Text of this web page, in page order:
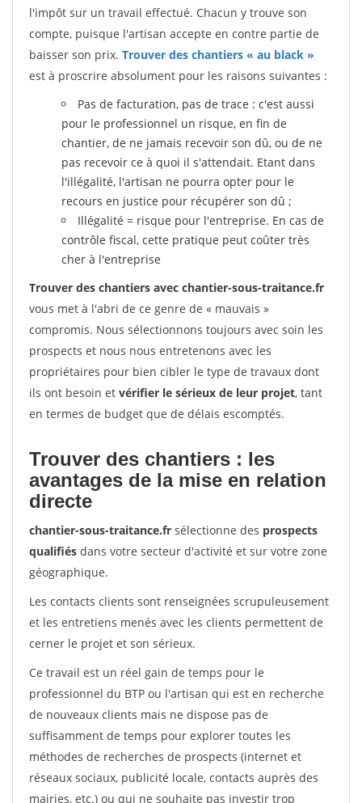
l'impôt sur un travail effectué. Chacun y trouve son
compte, puisque l'artisan accepte en contre partie de
baisser son prix. Trouver des chantiers « au black »
est à proscrire absolument pour les raisons suivantes :
Pas de facturation, pas de trace : c'est aussi
pour le professionnel un risque, en fin de
chantier, de ne jamais recevoir son dû, ou de ne
pas recevoir ce à quoi il s'attendait. Etant dans
l'illégalité, l'artisan ne pourra opter pour le
recours en justice pour récupérer son dû ;
Illégalité = risque pour l'entreprise. En cas de
contrôle fiscal, cette pratique peut coûter très
cher à l'entreprise
Trouver des chantiers avec chantier-sous-traitance.fr
vous met à l'abri de ce genre de « mauvais »
compromis. Nous sélectionnons toujours avec soin les
prospects et nous nous entretenons avec les
propriétaires pour bien cibler le type de travaux dont
ils ont besoin et vérifier le sérieux de leur projet, tant
en termes de budget que de délais escomptés.
Trouver des chantiers : les
avantages de la mise en relation
directe
chantier-sous-traitance.fr sélectionne des prospects
qualifiés dans votre secteur d'activité et sur votre zone
géographique.
Les contacts clients sont renseignées scrupuleusement
et les entretiens menés avec les clients permettent de
cerner le projet et son sérieux.
Ce travail est un réel gain de temps pour le
professionnel du BTP ou l'artisan qui est en recherche
de nouveaux clients mais ne dispose pas de
suffisamment de temps pour explorer toutes les
méthodes de recherches de prospects (internet et
réseaux sociaux, publicité locale, contacts auprès des
mairies, etc.) ou qui ne souhaite pas investir trop